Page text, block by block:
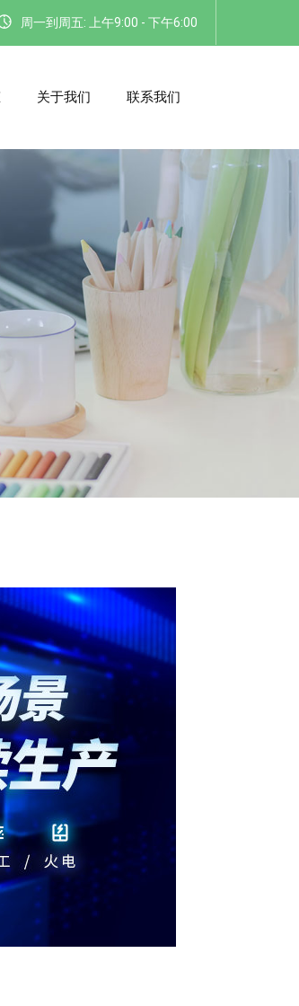
周一到周五: 上午9:00 - 下午6:00
关于我们 联系我们